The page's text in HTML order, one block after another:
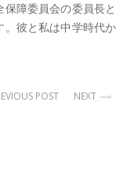
障委員会の委員長と
。彼と私は中学時代か
POST NEXT